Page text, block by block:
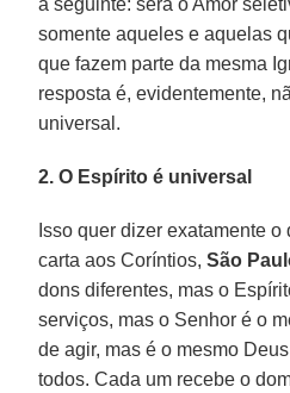
somente aqueles e aquelas
que fazem parte da mesma
resposta é, evidentemente,
universal.
2. O Espírito é universal
Isso quer dizer exatamente
carta aos Coríntios,São
dons diferentes, mas o
serviços, mas o Senhor é o
de agir, mas é o mesmo
todos. Cada um recebe o